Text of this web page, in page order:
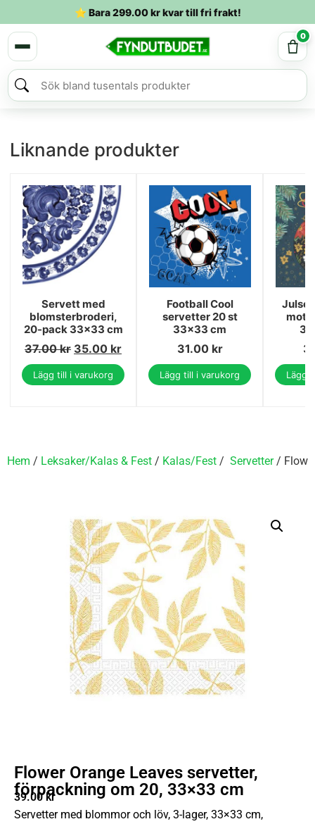
⭐ Bara299.00krkvar till fri frakt!
0
Liknande produkter
Servett med
blomsterbroderi,
20-pack 33x33 cm
37.00kr 35.00 kr
Lägg till i varukorg
Football Cool
servetter 20 st
33x33 cm
31.00 kr
Lägg till i varukorg Lägg
Hem / Leksaker/Kalas & Fest / Kalas/Fest / Servetter/
Flower Orange Leaves servetter,
förpackning om 20, 33×33 cm
39.00kr
Servetter med blommor och löv, 3-lager, 33×33 cm,